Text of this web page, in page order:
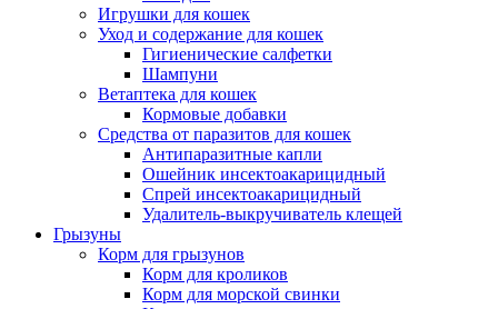
Игрушки для кошек
Уход и содержание для кошек
Гигиенические салфетки
Шампуни
Ветаптека для кошек
Кормовые добавки
Средства от паразитов для кошек
Антипаразитные капли
Ошейник инсектоакарицидный
Спрей инсектоакарицидный
Удалитель-выкручиватель клещей
Грызуны
Корм для грызунов
Корм для кроликов
Корм для морской свинки